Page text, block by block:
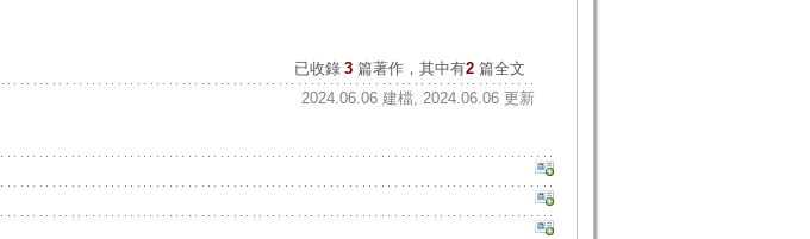
已收錄 3 篇著作，其中有2篇全文
2024.06.06 建檔, 2024.06.06 更新